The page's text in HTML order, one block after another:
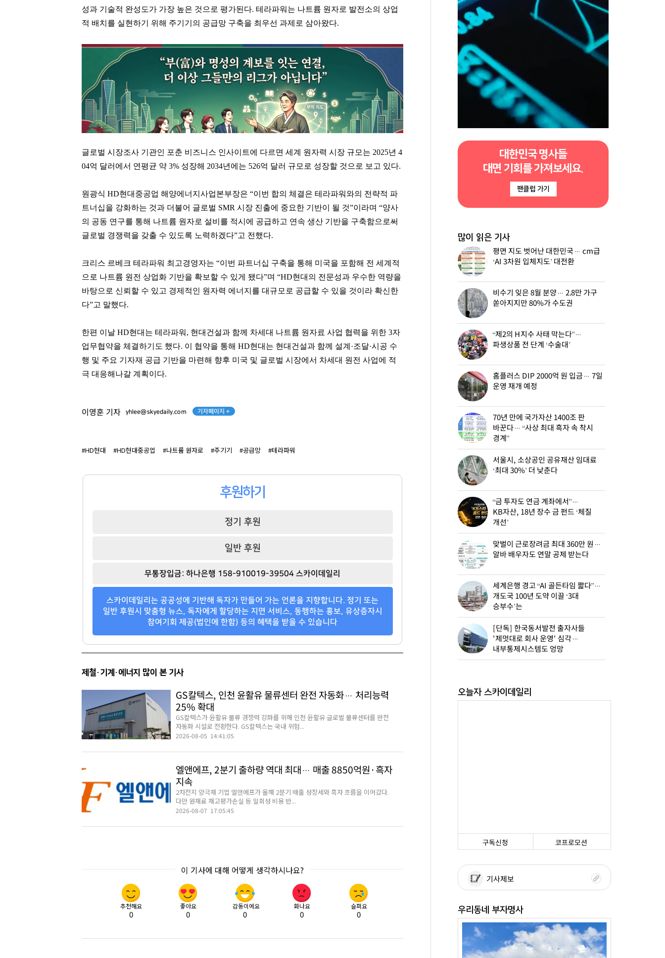
성과 기술적 완성도가 가장 높은 것으로 평가된다. 테라파워는 나트륨 원자로 발전소의 상업
적 배치를 실현하기 위해 주기기의 공급망 구축을 최우선 과제로 삼아왔다.
손흥민
[관련 기사]
트리마제
팬클럽 참여
김범수
로덴하우스 웨스트빌리지
팬클럽 참여
한상우
대지마을3차2단지현대홈타운
팬클럽 참여
이환주
은평뉴타운폭포동힐스테이트4-2단지
팬클럽 참여
권성준
빌딩
팬클럽 참여
글로벌 시장조사 기관인 포춘 비즈니스 인사이트에 다르면 세계 원자력 시장 규모는 2025년 4
04억 달러에서 연평균 약 3% 성장해 2034년에는 526억 달러 규모로 성장할 것으로 보고 있다.
원광식 HD현대중공업 해양에너지사업본부장은 “이번 합의 체결은 테라파워와의 전략적 파
트너십을 강화하는 것과 더불어 글로벌 SMR 시장 진출에 중요한 기반이 될 것”이라며 “양사
의 공동 연구를 통해 나트륨 원자로 설비를 적시에 공급하고 연속 생산 기반을 구축함으로써
글로벌 경쟁력을 갖출 수 있도록 노력하겠다”고 전했다.
크리스 르베크 테라파워 최고경영자는 “이번 파트너십 구축을 통해 미국을 포함해 전 세계적
으로 나트륨 원전 상업화 기반을 확보할 수 있게 됐다”며 “HD현대의 전문성과 우수한 역량을
바탕으로 신뢰할 수 있고 경제적인 원자력 에너지를 대규모로 공급할 수 있을 것이라 확신한
다”고 말했다.
한편 이날 HD현대는 테라파워, 현대건설과 함께 차세대 나트륨 원자료 사업 협력을 위한 3자
업무협약을 체결하기도 했다. 이 협약을 통해 HD현대는 현대건설과 함께 설계·조달·시공 수
행 및 주요 기자재 공급 기반을 마련해 향후 미국 및 글로벌 시장에서 차세대 원전 사업에 적
극 대응해나갈 계획이다.
이영훈 기자 yhlee@skyedaily.com 기자페이지 +
#HD현대 #HD현대중공업 #나트륨 원자로 #주기기 #공급망 #테라파워
후원하기
정기 후원
일반 후원
무통장입금: 하나은행 158-910019-39504 스카이데일리
스카이데일리는 공공성에 기반해 독자가 만들어 가는 언론을 지향합니다. 정기 또는
일반 후원시 맞춤형 뉴스, 독자에게 할당하는 지면 서비스, 동행하는 홍보, 유상증자시
참여기회 제공(법인에 한함) 등의 혜택을 받을 수 있습니다
제철·기계·에너지 많이 본 기사
GS칼텍스, 인천 윤활유 물류센터 완전 자동화… 처리능력
25% 확대
GS칼텍스가 윤활유 물류 경쟁력 강화를 위해 인천 윤활유 글로벌 물류센터를 완전
자동화 시설로 전환한다. GS칼텍스는 국내 위험...
2026-08-05 14:41:05
엘앤에프, 2분기 출하량 역대 최대… 매출 8850억원·흑자
지속
2차전지 양극재 기업 엘앤에프가 올해 2분기 매출 성장세와 흑자 흐름을 이어갔다.
다만 원재료 재고평가손실 등 일회성 비용 반...
2026-08-07 17:05:45
이 기사에 대해 어떻게 생각하시나요?
추천해요
0
좋아요
0
감동이에요
0
화나요
0
슬퍼요
0
대한민국 명사들
대면 기회를 가져보세요.
팬클럽 가기
많이 읽은 기사
평면 지도 벗어난 대한민국… cm급
‘AI 3차원 입체지도’ 대전환
비수기 잊은 8월 분양… 2.8만 가구
쏟아지지만 80%가 수도권
“제2의 H지수 사태 막는다”…
파생상품 전 단계 ‘수술대’
홈플러스 DIP 2000억 원 입금… 7일
운영 재개 예정
70년 만에 국가자산 1400조 판
바꾼다… “사상 최대 흑자 속 착시
경계”
서울시, 소상공인 공유재산 임대료
‘최대 30%’ 더 낮춘다
“금 투자도 연금 계좌에서”…
KB자산, 18년 장수 금 펀드 ‘체질
개선’
맞벌이 근로장려금 최대 360만 원…
알바 배우자도 연말 공제 받는다
세계은행 경고 “AI 골든타임 짧다”…
개도국 100년 도약 이끌 ‘3대
승부수’는
[단독] 한국동서발전 출자사들
'제멋대로 회사 운영' 심각…
내부통제시스템도 엉망
오늘자 스카이데일리
구독신청 코프로모션
기사제보
우리동네 부자명사